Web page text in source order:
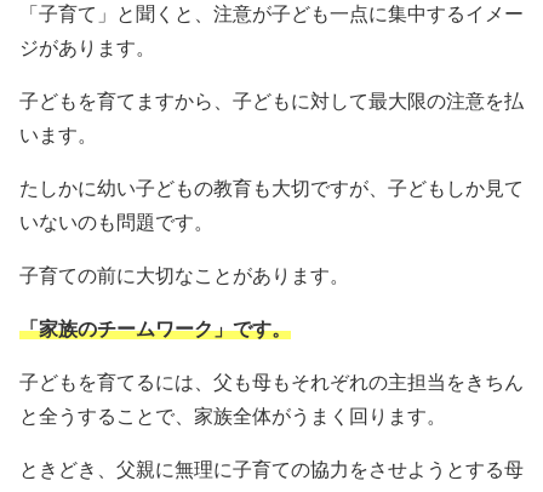
「子育て」と聞くと、注意が子ども一点に集中するイメー
ジがあります。
子どもを育てますから、子どもに対して最大限の注意を払
います。
たしかに幼い子どもの教育も大切ですが、子どもしか見て
いないのも問題です。
子育ての前に大切なことがあります。
「家族のチームワーク」です。
子どもを育てるには、父も母もそれぞれの主担当をきちん
と全うすることで、家族全体がうまく回ります。
ときどき、父親に無理に子育ての協力をさせようとする母